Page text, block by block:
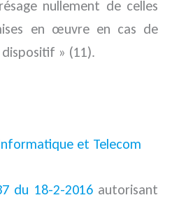
nullement de celles
en œuvre en cas de
» (11).
et Telecom
du 18-2-2016autorisant